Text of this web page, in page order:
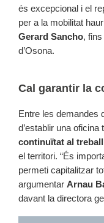
és excepcional i el
per a la mobilitat
Gerard Sancho,
d’Osona.
Cal garantir la
Entre les demandes
d’establir una
continuïtat al
el territori. “És
permeti capitalitzar
argumentar Arnau
davant la directora